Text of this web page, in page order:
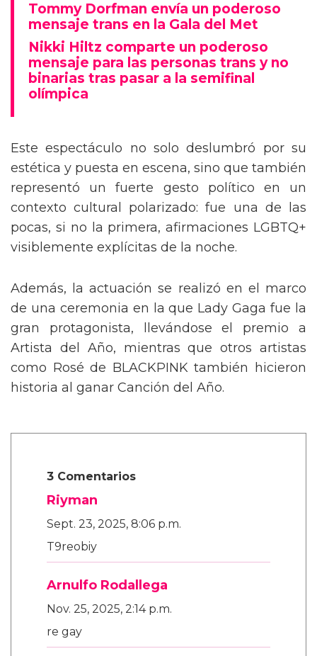
Tommy Dorfman envía un poderoso
mensaje trans en la Gala del Met
Nikki Hiltz comparte un poderoso
mensaje para las personas trans y no
binarias tras pasar a la semifinal
olímpica
Este espectáculo no solo deslumbró por su
estética y puesta en escena, sino que también
representó un fuerte gesto político en un
contexto cultural polarizado: fue una de las
pocas, si no la primera, afirmaciones LGBTQ+
visiblemente explícitas de la noche.
Además, la actuación se realizó en el marco
de una ceremonia en la que Lady Gaga fue la
gran protagonista, llevándose el premio a
Artista del Año, mientras que otros artistas
como Rosé de BLACKPINK también hicieron
historia al ganar Canción del Año.
3 Comentarios
Riyman
Sept. 23, 2025, 8:06 p.m.
T9reobiy
Arnulfo Rodallega
Nov. 25, 2025, 2:14 p.m.
re gay